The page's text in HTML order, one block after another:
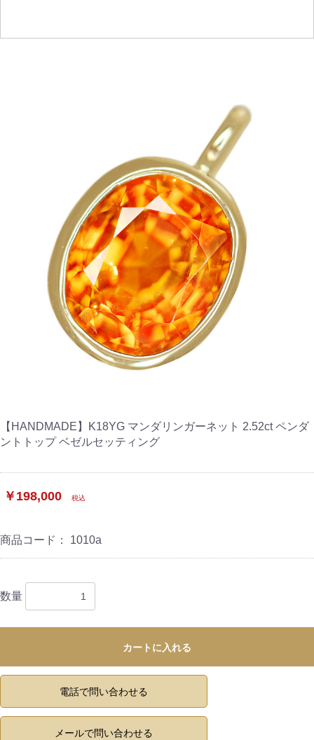
【HANDMADE】K18YG マンダリンガーネット 2.52ct ペンダ
ントトップ ベゼルセッティング
￥198,000 税込
商品コード： 1010a
数量
カートに入れる
電話で問い合わせる
メールで問い合わせる